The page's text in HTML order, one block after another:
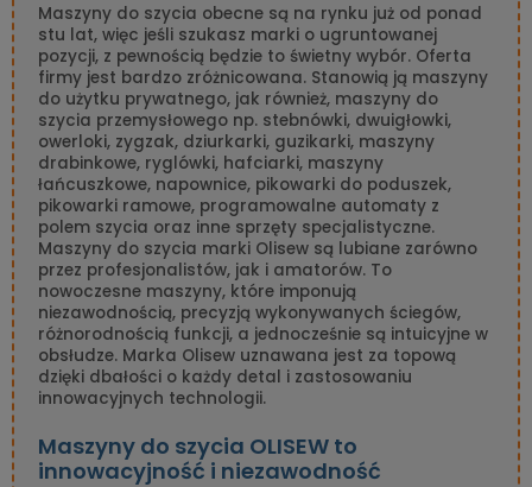
Maszyny do szycia obecne są na rynku już od ponad
stu lat, więc jeśli szukasz marki o ugruntowanej
pozycji, z pewnością będzie to świetny wybór. Oferta
firmy jest bardzo zróżnicowana. Stanowią ją maszyny
do użytku prywatnego, jak również, maszyny do
szycia przemysłowego np. stebnówki, dwuigłowki,
owerloki, zygzak, dziurkarki, guzikarki, maszyny
drabinkowe, ryglówki, hafciarki, maszyny
łańcuszkowe, napownice, pikowarki do poduszek,
pikowarki ramowe, programowalne automaty z
polem szycia oraz inne sprzęty specjalistyczne.
Maszyny do szycia marki Olisew są lubiane zarówno
przez profesjonalistów, jak i amatorów. To
nowoczesne maszyny, które imponują
niezawodnością, precyzją wykonywanych ściegów,
różnorodnością funkcji, a jednocześnie są intuicyjne w
obsłudze. Marka Olisew uznawana jest za topową
dzięki dbałości o każdy detal i zastosowaniu
innowacyjnych technologii.
Maszyny do szycia OLISEW to
innowacyjność i niezawodność